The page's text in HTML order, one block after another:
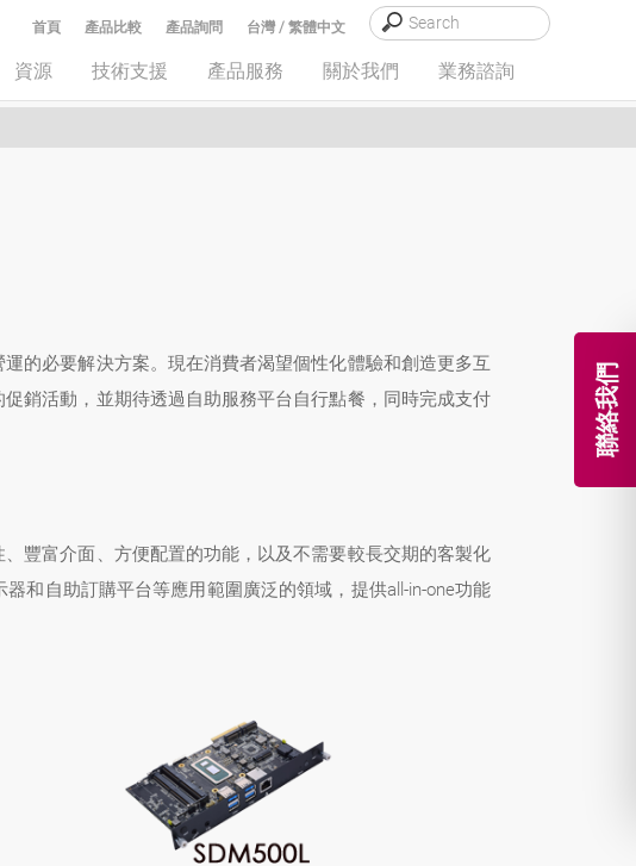
聯絡我們
台灣 / 繁體中文
產品詢問
產品比較
首頁
資源 技術支援 產品服務 關於我們 業務諮詢
的必要解決方案。現在消費者渴望個性化體驗和創造更多互
銷活動，並期待透過自助服務平台自行點餐，同時完成支付
豐富介面、方便配置的功能，以及不需要較長交期的客製化
和自助訂購平台等應用範圍廣泛的領域，提供all-in-one功能